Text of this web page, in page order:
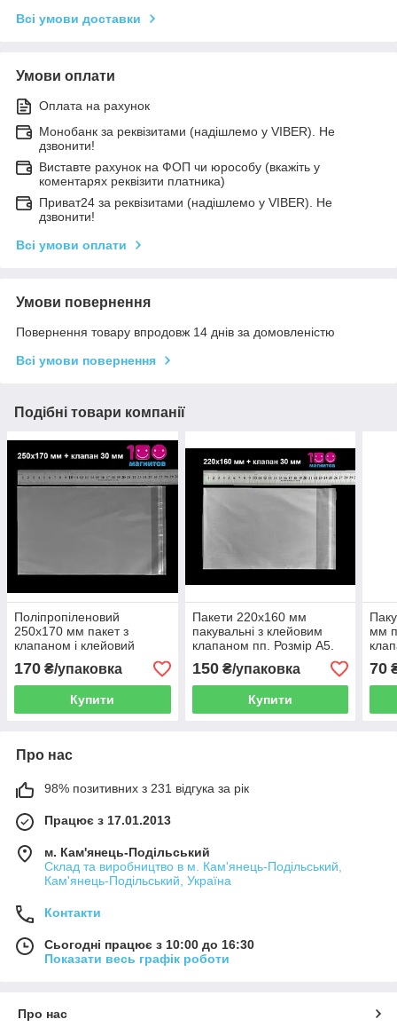
Всі умови доставки
Умови оплати
Оплата на рахунок
Монобанк за реквізитами (надішлемо у VIBER). Не
дзвонити!
Виставте рахунок на ФОП чи юрособу (вкажіть у
коментарях реквізити платника)
Приват24 за реквізитами (надішлемо у VIBER). Не
дзвонити!
Всі умови оплати
Умови повернення
Повернення товару впродовж 14 днів за домовленістю
Всі умови повернення
Подібні товари компанії
Поліпропіленовий
250х170 мм пакет з
клапаном і клейовий
смугою. Розмір А5. Уп. 100
шт
170 ₴/упаковка
Купити
Пакети 220х160 мм
пакувальні з клейовим
клапаном пп. Розмір А5.
Уп. 100 шт
150₴/упаковка
Купити
мм
70
Про нас
98% позитивних з 231 відгука за рік
Працює з 17.01.2013
м. Кам'янець-Подільський
Склад та виробництво в м. Кам'янець-Подільський,
Кам'янець-Подільський, Україна
Контакти
Сьогодні працює з 10:00 до 16:30
Показати весь графік роботи
Про нас